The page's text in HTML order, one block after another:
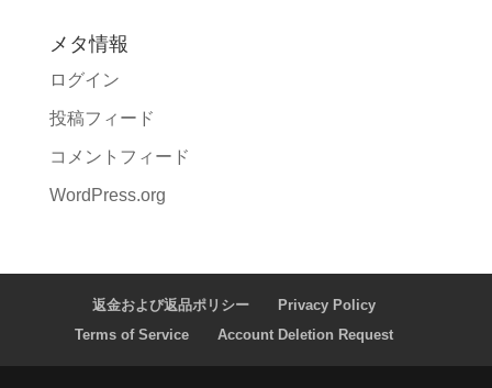
メタ情報
ログイン
投稿フィード
コメントフィード
WordPress.org
返金および返品ポリシー
Privacy Policy
Terms of Service
Account Deletion Request